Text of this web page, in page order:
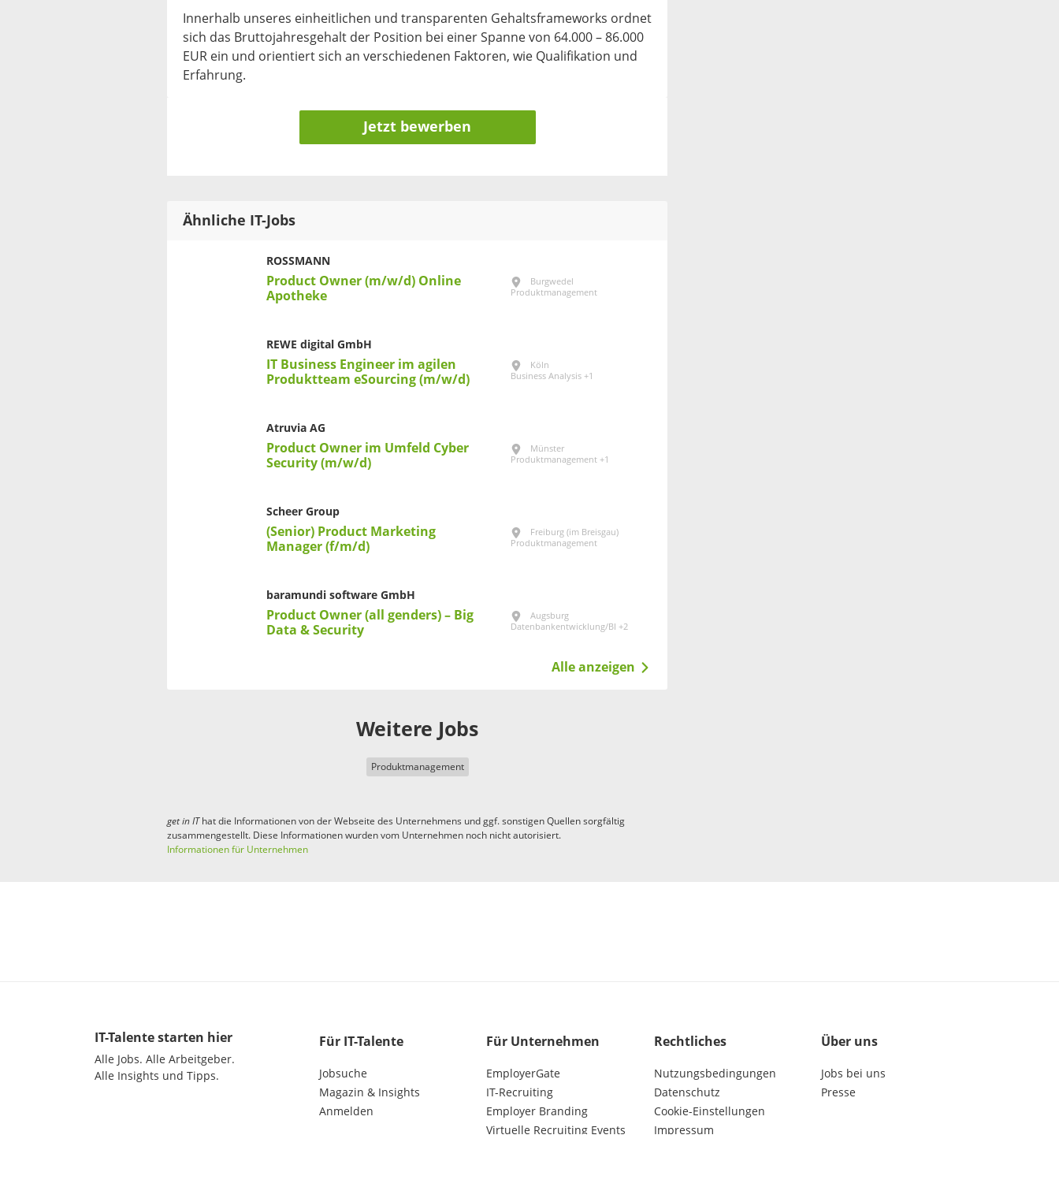
Innerhalb unseres einheitlichen und transparenten Gehaltsframeworks ordnet
sich das Bruttojahresgehalt der Position bei einer Spanne von 64.000 – 86.000
EUR ein und orientiert sich an verschiedenen Faktoren, wie Qualifikation und
Erfahrung.
Jetzt bewerben
Ähnliche IT-Jobs
ROSSMANN
Product Owner (m/w/d) Online
Apotheke
Burgwedel
Produktmanagement
REWE digital GmbH
IT Business Engineer im agilen
Produktteam eSourcing (m/w/d)
Köln
Business Analysis +1
Atruvia AG
Product Owner im Umfeld Cyber
Security (m/w/d)
Münster
Produktmanagement +1
Scheer Group
(Senior) Product Marketing
Manager (f/m/d)
Freiburg (im Breisgau)
Produktmanagement
baramundi software GmbH
Product Owner (all genders) – Big
Data & Security
Augsburg
Datenbankentwicklung/BI +2
Alle anzeigen
Weitere Jobs
Produktmanagement
get in IThat die Informationen von der Webseite des Unternehmens und ggf. sonstigen Quellen sorgfältig
zusammengestellt. Diese Informationen wurden vom Unternehmen noch nicht autorisiert.
Informationen für Unternehmen
IT-Talente starten hier
Alle Jobs. Alle Arbeitgeber.
Alle Insights und Tipps.
Für IT-Talente
Jobsuche
Magazin & Insights
Anmelden
Für Unternehmen
EmployerGate
IT-Recruiting
Employer Branding
Virtuelle Recruiting Events
Rechtliches
Nutzungsbedingungen
Datenschutz
Cookie-Einstellungen
Impressum
Über uns
Jobs bei uns
Presse